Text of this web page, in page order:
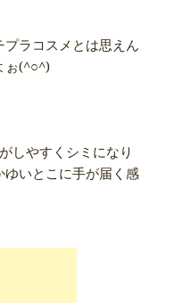
ラコスメとは思えん
ぉ(^○^)
しやすくシミになり
いとこに手が届く感